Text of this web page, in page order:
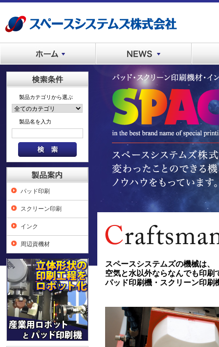
製品カテゴリから選ぶ
製品名を入力
パッド印刷
スクリーン印刷
インク
周辺資機材
スペースシステムズの機械は、
空気と水以外ならなんでも印刷
パッド印刷機・スクリーン印刷